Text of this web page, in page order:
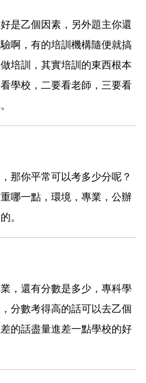
是乙個因素，另外題主你還
啊，有的培訓機構隨便就搞
培訓，其實培訓的東西根本
學校，二要看老師，三要看
那你平常可以考多少分呢？
哪一點，環境，專業，公辦
。
，還有分數是多少，專科學
分數考得高的話可以去乙個
的話盡量進差一點學校的好